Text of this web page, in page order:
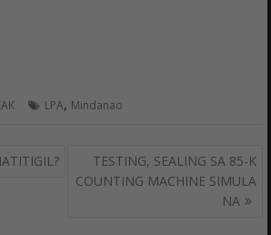
LPA, Mindanao
TESTING, SEALING SA 85-K
COUNTING MACHINE SIMULA
NA